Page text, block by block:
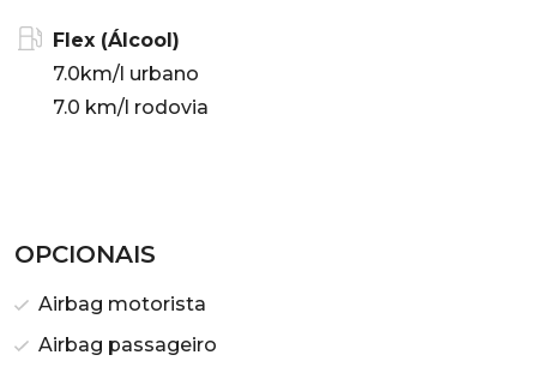
Flex (Álcool)
7.0km/l urbano
7.0 km/l rodovia
OPCIONAIS
Airbag motorista
Airbag passageiro